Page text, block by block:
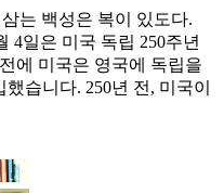
는 백성은 복이 있도다.
4일은 미국 독립 250주년
에 미국은 영국에 독립을
습니다. 250년 전, 미국이